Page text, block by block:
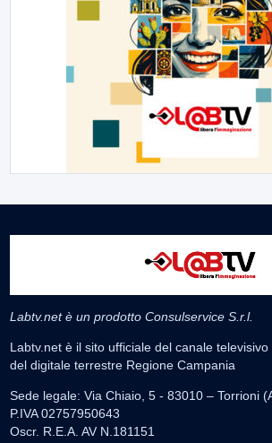
Labtv.net è un prodotto Consulservice S.r.l.
Labtv.net è il sito ufficiale del canale
del digitale terrestre Regione Campania
Sede legale: Via Chiaio, 5 - 83010 – Torrioni
P.IVA 02757950643
Oscr. R.E.A. AV N.181151